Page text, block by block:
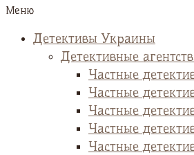
Меню
Детективы Украины
Детективные
Частные
Частные
Частные
Частные
Частные